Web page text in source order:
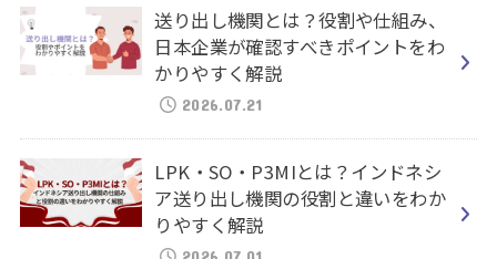
送り出し機関とは？役割や仕組み、
日本企業が確認すべきポイントをわ
かりやすく解説
2026.07.21
LPK・SO・P3MIとは？インドネシ
ア送り出し機関の役割と違いをわか
りやすく解説